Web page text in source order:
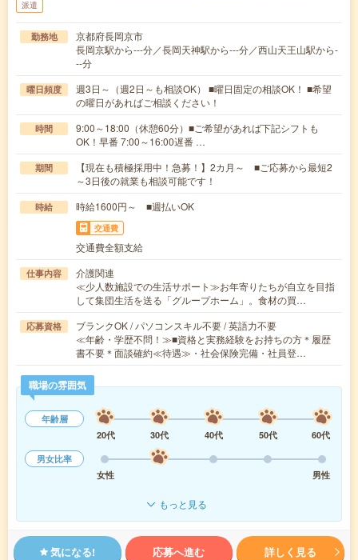
派遣
勤務地
京都府長岡京市
長岡京駅から---分／長岡天神駅から---分／西山天王山駅から-
--分
曜日頻度
週3日～（週2日～も相談OK） ■曜日固定の相談OK！ ■希望
の曜日があればご相談ください！
時間
9:00～18:00（休憩60分）■ご希望があれば下記シフトも
OK！早番 7:00～16:00遅番 …
期間
【現在も積極採用中！急募！】2カ月～ ■ご応募から最短2
～3日後の就業も相談可能です！
時給 時給1600円～ ■週払いOK
交通費
交通費全額支給
仕事内容
介護関連
≪少人数施設での生活サポート≫お年寄りたちが自立を目指
して集団生活を送る「グループホーム」。食材の買…
応募資格
ブランクOK / パソコンスキル不要 / 英語力不要
≪年齢・学歴不問！≫■資格と実務経験をお持ちの方＊履歴
書不要＊面談確約≪待遇≫・社会保険完備・社員登…
職場の雰囲気
年齢層
20代
30代 40代 50代
60代
男女比率
女性
男性
もっと見る
気になる! 応募へ進む 詳しく見る